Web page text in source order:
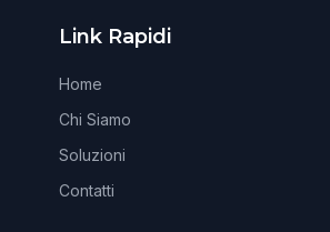
Link Rapidi
Home
Chi Siamo
Soluzioni
Contatti